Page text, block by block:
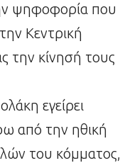
ψηφοφορία που
Κεντρική
την κίνησή τους
εγείρει
από την ηθική
του κόμματος,